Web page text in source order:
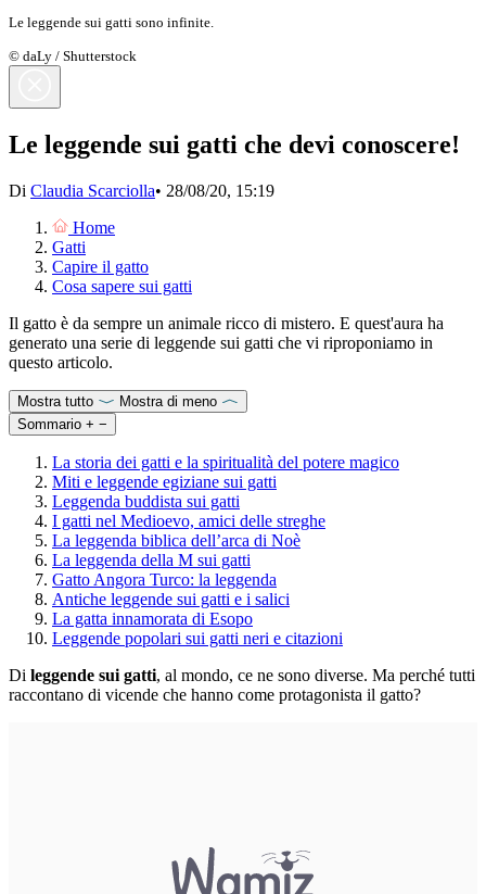
Le leggende sui gatti sono infinite.
© daLy / Shutterstock
Le leggende sui gatti che devi conoscere!
Di Claudia Scarciolla• 28/08/20, 15:19
Home
Gatti
Capire il gatto
Cosa sapere sui gatti
Il gatto è da sempre un animale ricco di mistero. E quest'aura ha
generato una serie di leggende sui gatti che vi riproponiamo in
questo articolo.
Mostra tutto
Mostra di meno
Sommario + −
La storia dei gatti e la spiritualità del potere magico
Miti e leggende egiziane sui gatti
Leggenda buddista sui gatti
I gatti nel Medioevo, amici delle streghe
La leggenda biblica dell’arca di Noè
La leggenda della M sui gatti
Gatto Angora Turco: la leggenda
Antiche leggende sui gatti e i salici
La gatta innamorata di Esopo
Leggende popolari sui gatti neri e citazioni
Di leggende sui gatti, al mondo, ce ne sono diverse. Ma perché tutti
raccontano di vicende che hanno come protagonista il gatto?